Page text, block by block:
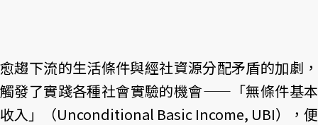
愈趨下流的生活條件與經社資源分配矛盾的加劇，
觸發了實踐各種社會實驗的機會——「無條件基本
收入」（Unconditional Basic Income, UBI），便